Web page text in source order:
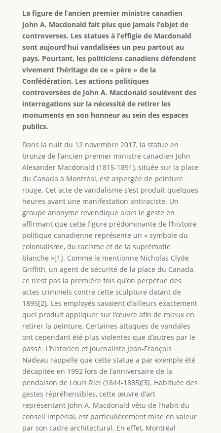
La figure de l’ancien premier ministre canadien
John A. Macdonald fait plus que jamais l’objet de
controverses. Les statues à l’effigie de Macdonald
sont aujourd’hui vandalisées un peu partout au
pays. Pourtant, les politiciens canadiens défendent
vivement l’héritage de ce « père » de la
Confédération. Les actions politiques
controversées de John A. Macdonald soulèvent des
interrogations sur la nécessité de retirer les
monuments en son honneur au sein des espaces
publics.
Dans la nuit du 12 novembre 2017, la statue en
bronze de l’ancien premier ministre canadien John
Alexander Macdonald (1815-1891), située sur la place
du Canada à Montréal, est aspergée de peinture
rouge. Cet acte de vandalisme s’est produit quelques
heures avant une manifestation antiraciste. Un
groupe anonyme revendique alors le geste en
affirmant que cette figure prédominante de l’histoire
politique canadienne représente un « symbole du
colonialisme, du racisme et de la suprématie
blanche »[1]. Comme le mentionne Nicholas Clyde
Griffith, un agent de sécurité de la place du Canada,
ce n’est pas la première fois qu’on perpétue des
actes criminels contre cette sculpture datant de
1895[2]. Les employés savaient d’ailleurs exactement
quel produit appliquer sur l’œuvre afin de mieux en
retirer la peinture. Certaines attaques de vandales
ont cependant été plus violentes que d’autres par le
passé. L’historien et journaliste Jean-François
Nadeau rappelle que cette statue a par exemple été
décapitée en 1992 lors de l’anniversaire de la
pendaison de Louis Riel (1844-1885)[3]. Habituée des
gestes répréhensibles, cette œuvre d’art
représentant John A. Macdonald vêtu de l’habit du
conseil impérial, est particulièrement mise en valeur
par son cadre architectural. En effet, Montréal